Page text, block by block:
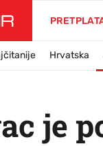
Hrvatska
je